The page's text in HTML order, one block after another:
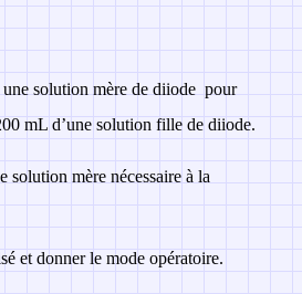
solution mère de diiode pour
mL d’une solution fille de diiode.
solution mère nécessaire à la
et donner le mode opératoire.